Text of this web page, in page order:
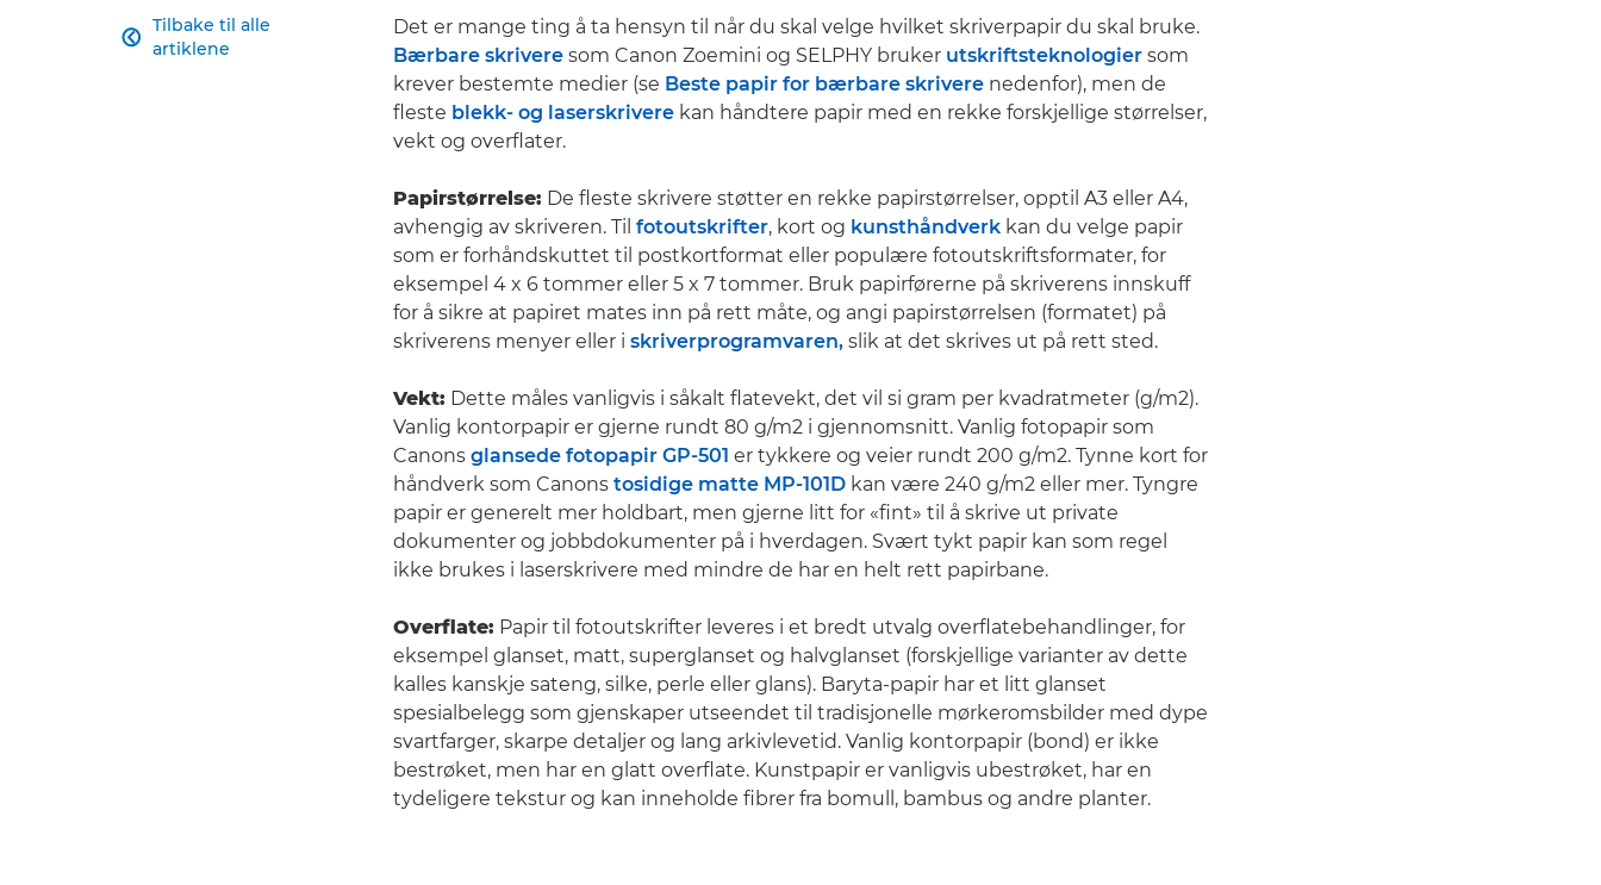
Tilbake til alle
artiklene

Det er mange ting å ta hensyn til når du skal velge hvilket skriverpapir du skal bruke.
Bærbare skrivere som Canon Zoemini og SELPHY bruker utskriftsteknologier som
krever bestemte medier (se Beste papir for bærbare skrivere nedenfor), men de
fleste blekk- og laserskrivere kan håndtere papir med en rekke forskjellige størrelser,
vekt og overflater.
Papirstørrelse: De fleste skrivere støtter en rekke papirstørrelser, opptil A3 eller A4,
avhengig av skriveren. Til fotoutskrifter, kort og kunsthåndverk kan du velge papir
som er forhåndskuttet til postkortformat eller populære fotoutskriftsformater, for
eksempel 4 x 6 tommer eller 5 x 7 tommer. Bruk papirførerne på skriverens innskuff
for å sikre at papiret mates inn på rett måte, og angi papirstørrelsen (formatet) på
skriverens menyer eller i skriverprogramvaren, slik at det skrives ut på rett sted.
Vekt: Dette måles vanligvis i såkalt flatevekt, det vil si gram per kvadratmeter (g/m2).
Vanlig kontorpapir er gjerne rundt 80 g/m2 i gjennomsnitt. Vanlig fotopapir som
Canons glansede fotopapir GP-501 er tykkere og veier rundt 200 g/m2. Tynne kort for
håndverk som Canons tosidige matte MP-101D kan være 240 g/m2 eller mer. Tyngre
papir er generelt mer holdbart, men gjerne litt for «fint» til å skrive ut private
dokumenter og jobbdokumenter på i hverdagen. Svært tykt papir kan som regel
ikke brukes i laserskrivere med mindre de har en helt rett papirbane.
Overflate: Papir til fotoutskrifter leveres i et bredt utvalg overflatebehandlinger, for
eksempel glanset, matt, superglanset og halvglanset (forskjellige varianter av dette
kalles kanskje sateng, silke, perle eller glans). Baryta-papir har et litt glanset
spesialbelegg som gjenskaper utseendet til tradisjonelle mørkeromsbilder med dype
svartfarger, skarpe detaljer og lang arkivlevetid. Vanlig kontorpapir (bond) er ikke
bestrøket, men har en glatt overflate. Kunstpapir er vanligvis ubestrøket, har en
tydeligere tekstur og kan inneholde fibrer fra bomull, bambus og andre planter.